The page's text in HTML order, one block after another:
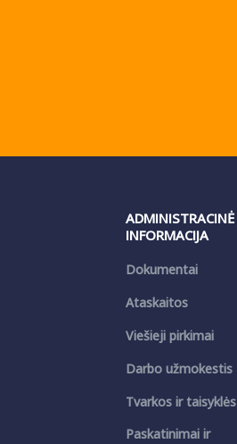
ADMINISTRACINĖ
INFORMACIJA
Dokumentai
Ataskaitos
Viešieji pirkimai
Darbo užmokestis
Tvarkos ir taisyklės
Paskatinimai ir